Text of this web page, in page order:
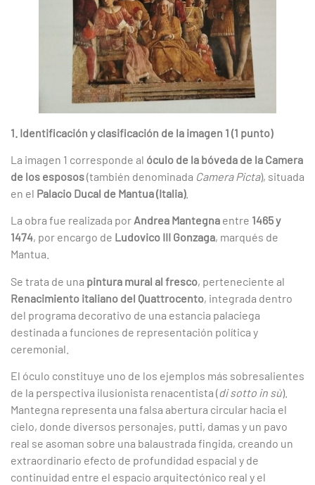
1. Identificación y clasificación de la imagen 1 (1 punto)
La imagen 1 corresponde al óculo de la bóveda de la Camera
de los esposos(también denominada Camera Picta), situada
en el Palacio Ducal de Mantua (Italia).
La obra fue realizada por Andrea Mantegna entre 1465 y
1474, por encargo de Ludovico III Gonzaga, marqués de
Mantua.
Se trata de una pintura mural al fresco, perteneciente al
Renacimiento italiano del Quattrocento, integrada dentro
del programa decorativo de una estancia palaciega
destinada a funciones de representación política y
ceremonial.
El óculo constituye uno de los ejemplos más sobresalientes
de la perspectiva ilusionista renacentista (di sotto in sù).
Mantegna representa una falsa abertura circular hacia el
cielo, donde diversos personajes, putti, damas y un pavo
real se asoman sobre una balaustrada fingida, creando un
extraordinario efecto de profundidad espacial y de
continuidad entre el espacio arquitectónico real y el